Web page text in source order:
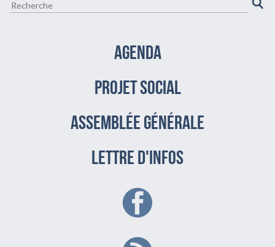
AGENDA
PROJET SOCIAL
assemblée générale
LETTRE D'INFOS